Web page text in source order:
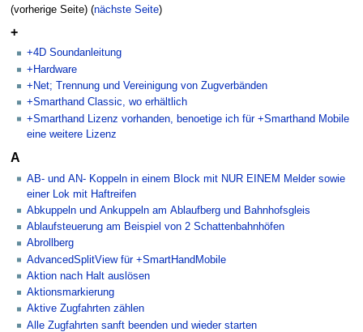
(vorherige Seite) (nächste Seite)
+
+4D Soundanleitung
+Hardware
+Net; Trennung und Vereinigung von Zugverbänden
+Smarthand Classic, wo erhältlich
+Smarthand Lizenz vorhanden, benoetige ich für +Smarthand Mobile
eine weitere Lizenz
A
AB- und AN- Koppeln in einem Block mit NUR EINEM Melder sowie
einer Lok mit Haftreifen
Abkuppeln und Ankuppeln am Ablaufberg und Bahnhofsgleis
Ablaufsteuerung am Beispiel von 2 Schattenbahnhöfen
Abrollberg
AdvancedSplitView für +SmartHandMobile
Aktion nach Halt auslösen
Aktionsmarkierung
Aktive Zugfahrten zählen
Alle Zugfahrten sanft beenden und wieder starten